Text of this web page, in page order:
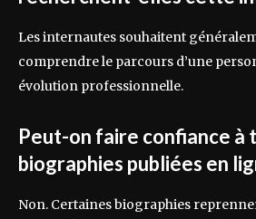
Les internautes souhaitent
comprendre le parcours d’une
évolution professionnelle.
Peut-on faire confiance à
biographies publiées en
Non. Certaines biographies